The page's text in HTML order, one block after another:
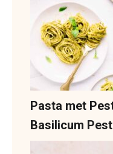
Pasta met
Basilicum